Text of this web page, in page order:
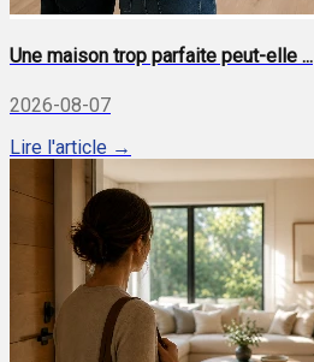
Une maison trop parfaite peut-elle ...
2026-08-07
Lire l'article →